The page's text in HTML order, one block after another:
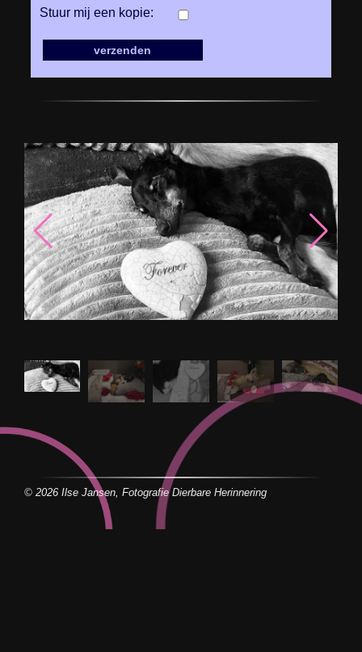
Stuur mij een kopie:
© 2026 Ilse Jansen, Fotografie Dierbare Herinnering